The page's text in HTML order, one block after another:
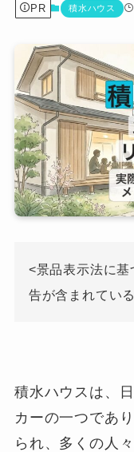
PR 積水ハウス
<景品表示法に
告が含まれてい
積水ハウスは、
カーの一つであ
られ、多くの人